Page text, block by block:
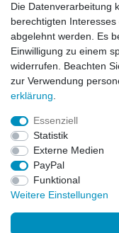
info@bluewater-
Öffnungszeiten:
Mo - Fr 10:00 - 12:00
Mo - Fr 13:00 - 15:00
© Copyright 2026.
Die Datenverarbeitung
berechtigten
abgelehnt werden. Es
Einwilligung zu einem
widerrufen. Beachten
zur Verwendung
erklärung
Essenziell
Statistik
Externe Medien
PayPal
Funktional
Weitere Einstellungen